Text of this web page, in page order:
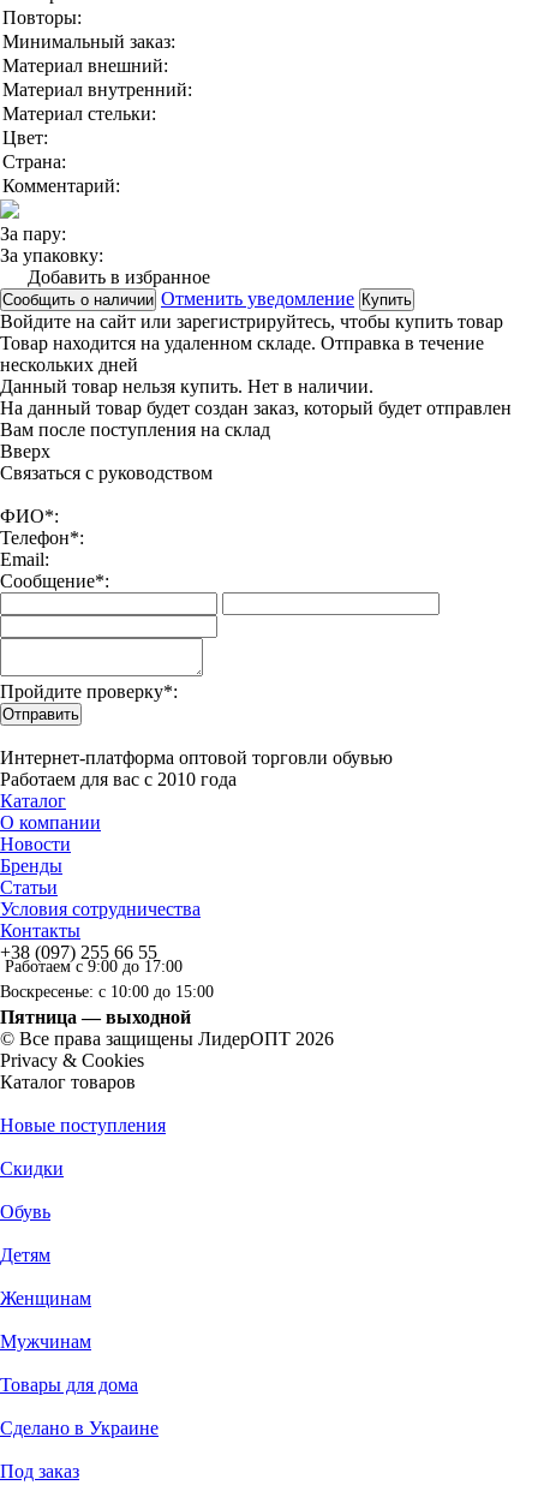
Повторы:
Минимальный заказ:
Материал внешний:
Материал внутренний:
Материал стельки:
Цвет:
Страна:
Комментарий:
За пару:
За упаковку:
Добавить в избранное
Сообщить о наличии Отменить уведомление Купить
Войдите на сайт или зарегистрируйтесь, чтобы купить товар
Товар находится на удаленном складе. Отправка в течение
нескольких дней
Данный товар нельзя купить. Нет в наличии.
На данный товар будет создан заказ, который будет отправлен
Вам после поступления на склад
Вверx
Связаться с руководством
ФИО*:
Телефон*:
Email:
Сообщение*:
Пройдите проверку*:
Отправить
Интернет-платформа оптовой торговли обувью
Работаем для вас с 2010 года
Каталог
О компании
Новости
Бренды
Статьи
Условия сотрудничества
Контакты
+38 (097) 255 66 55
Работаем с 9:00 до 17:00
Воскресенье: с 10:00 до 15:00
Пятница — выходной
© Все права защищены ЛидерОПТ 2026
Privacy & Cookies
Каталог товаров
Новые поступления
Скидки
Обувь
Детям
Женщинам
Мужчинам
Товары для дома
Сделано в Украине
Под заказ